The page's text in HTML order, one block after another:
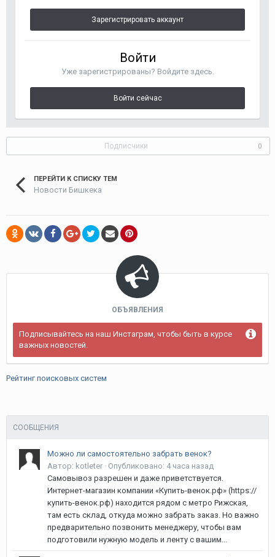
Зарегистрировать аккаунт
Войти
Уже зарегистрированы? Войдите здесь.
Войти сейчас
Подписчики 0
ПЕРЕЙТИ К СПИСКУ ТЕМ
Новости Бишкека
ОБЪЯВЛЕНИЯ
Подписывайтесь на наш Инстаграм, чтобы быть в курсе
важных новостей.
Рейтинг поисковых систем
СООБЩЕНИЯ
Можно ли самостоятельно забрать венок?
Автор: kotleter · Опубликовано: 4 часа назад
Самовывоз разрешен и даже приветствуется.
Интернет-магазин компании «Купить-венок.рф» (https://
купить-венок.рф) находится рядом с метро Рижская,
там есть склад, откуда можно забрать заказ. Но важно
предварительно позвонить менеджеру, чтобы вам
подготовили нужную модель и ленту с вашим...